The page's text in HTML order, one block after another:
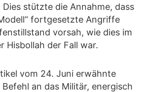
stützte die Annahme, dass
fortgesetzte Angriffe
vorsah, wie dies im
Hisbollah der Fall war.
vom 24. Juni erwähnte
Befehl an das Militär, energisch